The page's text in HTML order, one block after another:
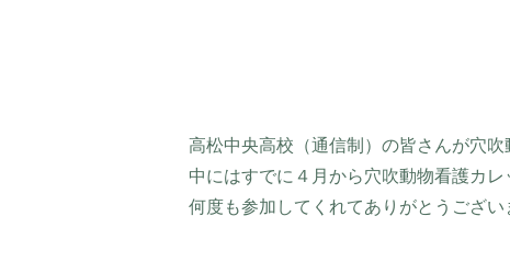
高松中央高校（通信制）の皆さんが穴
中にはすでに４月から穴吹動物看護カ
何度も参加してくれてありがとうござい